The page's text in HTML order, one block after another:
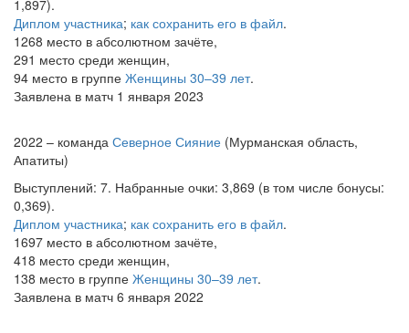
1,897).
Диплом участника; как сохранить его в файл.
1268 место в абсолютном зачёте,
291 место среди женщин,
94 место в группе Женщины 30–39 лет.
Заявлена в матч 1 января 2023
2022 – команда Северное Сияние (Мурманская область,
Апатиты)
Выступлений: 7. Набранные очки: 3,869 (в том числе бонусы:
0,369).
Диплом участника; как сохранить его в файл.
1697 место в абсолютном зачёте,
418 место среди женщин,
138 место в группе Женщины 30–39 лет.
Заявлена в матч 6 января 2022